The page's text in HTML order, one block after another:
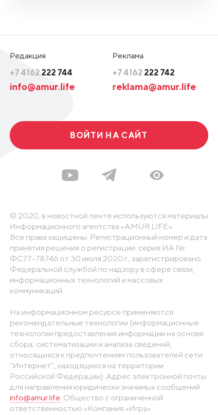
Редакция
+7 4162 222 744
info@amur.life
Реклама
+7 4162 222 742
reklama@amur.life
ВОЙТИ НА САЙТ
© 2020, в новостной ленте используются материалы
Информационного агентства «AMUR.LIFE».
Все права защищены. Регистрационный номер и дата
принятия решения о регистрации: серия ИА №
ФС77-78746 от 30 июля 2020 г., зарегистрировано
Федеральной службой по надзору в сфере связи,
информационных технологий и массовых
коммуникаций
На информационном ресурсе применяются
рекомендательные технологии (информационные
технологии предоставления информации на основе
сбора, систематизации и анализа сведений,
относящихся к предпочтениям пользователей сети
"Интернет", находящихся на территории
Российской Федерации). Адрес электронной почты
для направления юридически значимых сообщений:
info@amur.life . Общество с ограниченной
ответственностью «Компания «Игра».